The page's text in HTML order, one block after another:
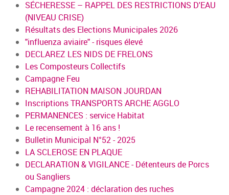
SÉCHERESSE – RAPPEL DES RESTRICTIONS D'EAU
(NIVEAU CRISE)
Résultats des Elections Municipales 2026
"influenza aviaire" - risques élevé
DECLAREZ LES NIDS DE FRELONS
Les Composteurs Collectifs
Campagne Feu
REHABILITATION MAISON JOURDAN
Inscriptions TRANSPORTS ARCHE AGGLO
PERMANENCES : service Habitat
Le recensement à 16 ans !
Bulletin Municipal N°52 - 2025
LA SCLEROSE EN PLAQUE
DECLARATION & VIGILANCE - Détenteurs de Porcs
ou Sangliers
Campagne 2024 : déclaration des ruches